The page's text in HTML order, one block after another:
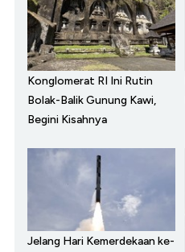
Konglomerat RI Ini Rutin
Bolak-Balik Gunung Kawi,
Begini Kisahnya
Jelang Hari Kemerdekaan ke-